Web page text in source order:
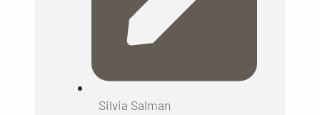
Silvia Salman